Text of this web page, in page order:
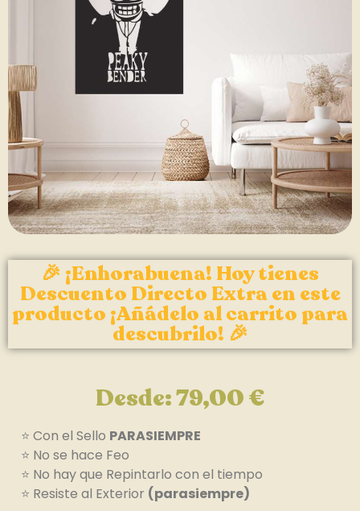
🎉 ¡Enhorabuena! Hoy tienes
Descuento Directo Extra en este
producto ¡Añádelo al carrito para
descubrilo! 🎉
Desde:79,00€
⭐ Con el Sello PARASIEMPRE
⭐ No se hace Feo
⭐ No hay que Repintarlo con el tiempo
⭐ Resiste al Exterior (parasiempre)